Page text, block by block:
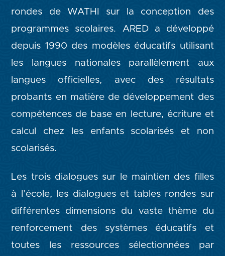
rondes de WATHI sur la conception des
programmes scolaires. ARED a développé
depuis 1990 des modèles éducatifs utilisant
les langues nationales parallèlement aux
langues officielles, avec des résultats
probants en matière de développement des
compétences de base en lecture, écriture et
calcul chez les enfants scolarisés et non
scolarisés.
Les trois dialogues sur le maintien des filles
à l’école, les dialogues et tables rondes sur
différentes dimensions du vaste thème du
renforcement des systèmes éducatifs et
toutes les ressources sélectionnées par